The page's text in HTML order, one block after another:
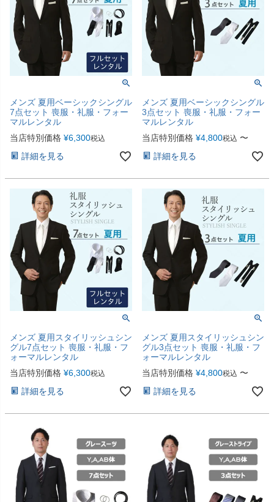
メンズ 夏用ベーシックシングル
7点セット 喪服・礼服・フォー
マルレンタル
当店特別価格 ¥6,300税込
詳細を見る
メンズ 夏用ベーシックシングル
3点セット 喪服・礼服・フォー
マルレンタル
当店特別価格 ¥4,800税込 〜
詳細を見る
メンズ 夏用スタイリッシュシン
グル7点セット 喪服・礼服・フ
ォーマルレンタル
当店特別価格 ¥6,300税込
詳細を見る
メンズ 夏用スタイリッシュシン
グル3点セット 喪服・礼服・フ
ォーマルレンタル
当店特別価格 ¥4,800税込 〜
詳細を見る